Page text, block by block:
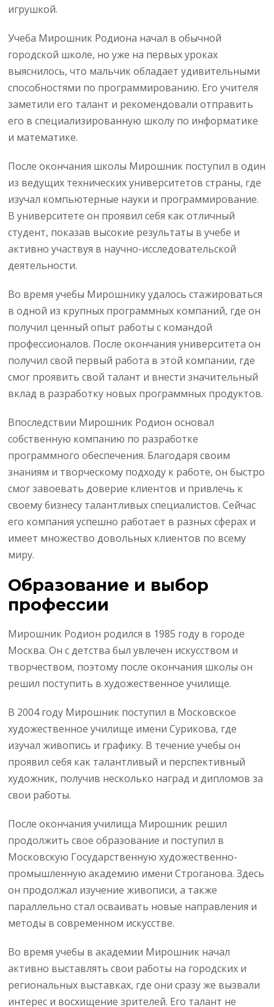
игрушкой.
Учеба Мирошник Родиона начал в обычной
городской школе, но уже на первых уроках
выяснилось, что мальчик обладает удивительными
способностями по программированию. Его учителя
заметили его талант и рекомендовали отправить
его в специализированную школу по информатике
и математике.
После окончания школы Мирошник поступил в один
из ведущих технических университетов страны, где
изучал компьютерные науки и программирование.
В университете он проявил себя как отличный
студент, показав высокие результаты в учебе и
активно участвуя в научно-исследовательской
деятельности.
Во время учебы Мирошнику удалось стажироваться
в одной из крупных программных компаний, где он
получил ценный опыт работы с командой
профессионалов. После окончания университета он
получил свой первый работа в этой компании, где
смог проявить свой талант и внести значительный
вклад в разработку новых программных продуктов.
Впоследствии Мирошник Родион основал
собственную компанию по разработке
программного обеспечения. Благодаря своим
знаниям и творческому подходу к работе, он быстро
смог завоевать доверие клиентов и привлечь к
своему бизнесу талантливых специалистов. Сейчас
его компания успешно работает в разных сферах и
имеет множество довольных клиентов по всему
миру.
Образование и выбор
профессии
Мирошник Родион родился в 1985 году в городе
Москва. Он с детства был увлечен искусством и
творчеством, поэтому после окончания школы он
решил поступить в художественное училище.
В 2004 году Мирошник поступил в Московское
художественное училище имени Сурикова, где
изучал живопись и графику. В течение учебы он
проявил себя как талантливый и перспективный
художник, получив несколько наград и дипломов за
свои работы.
После окончания училища Мирошник решил
продолжить свое образование и поступил в
Московскую Государственную художественно-
промышленную академию имени Строганова. Здесь
он продолжал изучение живописи, а также
параллельно стал осваивать новые направления и
методы в современном искусстве.
Во время учебы в академии Мирошник начал
активно выставлять свои работы на городских и
региональных выставках, где они сразу же вызвали
интерес и восхищение зрителей. Его талант не